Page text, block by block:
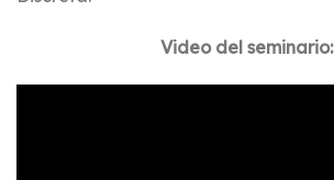
Video del seminario: